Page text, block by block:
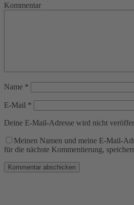
Kommentar
Name *
E-Mail *
Deine E-Mail-Adresse wird nicht
Meinen Namen und meine E-Mail-
für die nächste Kommentierung,